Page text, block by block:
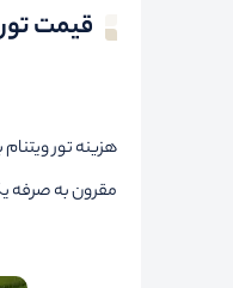
قیمت
هزینه تور
مقرون به صرفه